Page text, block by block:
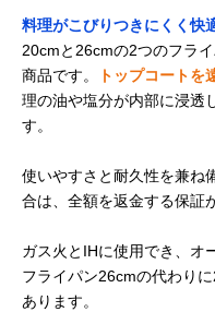
料理がこびりつきにくく快
20cmと26cmの2つのフラ
商品です。
トップコートを
理の油や塩分が内部に浸透
す。
使いやすさと耐久性を兼ね
合は、全額を返金する保証
ガス火とIHに使用でき、オ
フライパン26cmの代わり
あります。